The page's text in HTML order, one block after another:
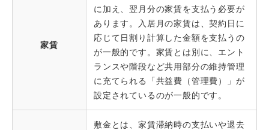
家賃
に加え、翌月分の家賃を支払う必要が
あります。入居月の家賃は、契約日に
応じて日割り計算した金額を支払うの
が一般的です。家賃とは別に、エント
ランスや階段など共用部分の維持管理
に充てられる「共益費（管理費）」が
設定されているのが一般的です。
敷金とは、家賃滞納時の支払いや退去